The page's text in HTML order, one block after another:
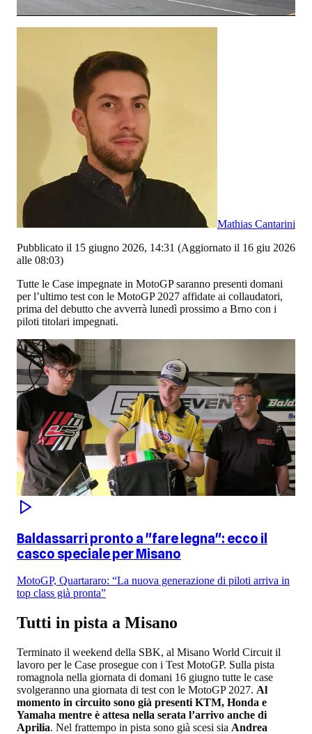
Mathias Cantarini
Pubblicato il 15 giugno 2026, 14:31 (Aggiornato il 16 giu 2026
alle 08:03)
Tutte le Case impegnate in MotoGP saranno presenti domani
per l’ultimo test con le MotoGP 2027 affidate ai collaudatori,
prima del debutto che avverrà lunedì prossimo a Brno con i
piloti titolari impegnati.
Baldassarri pronto a "fare legna": ecco il
casco speciale per Misano
MotoGP, Quartararo: “La nuova generazione di piloti arriva in
top class già pronta”
Tutti in pista a Misano
Terminato il weekend della SBK, al Misano World Circuit il
lavoro per le Case prosegue con i Test MotoGP. Sulla pista
romagnola nella giornata di domani 16 giugno tutte le case
svolgeranno una giornata di test con le MotoGP 2027. Al
momento in circuito sono già presenti KTM, Honda e
Yamaha mentre è attesa nella serata l’arrivo anche di
Aprilia. Nel frattempo in pista sono già scesi sia Andrea